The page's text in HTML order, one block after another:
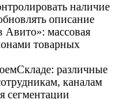
наличие
описание
массовая
товарных
различные
каналам
сегментации